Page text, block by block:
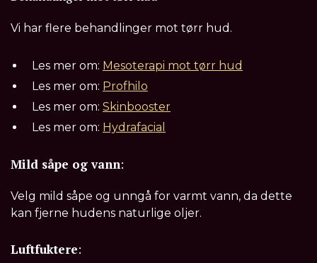
Vi har flere behandlinger mot tørr hud.
Les mer om: Mesoterapi mot tørr hud
Les mer om: Profhilo
Les mer om: Skinbooster
Les mer om: Hydrafacial
Mild såpe og vann:
Velg mild såpe og unngå for varmt vann, da dette
kan fjerne hudens naturlige oljer.
Luftfuktere: